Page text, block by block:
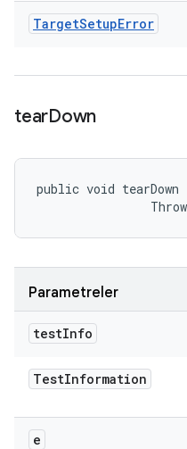
TargetSetupError
tearDown
public void tearDown
Parametreler
testInfo
TestInformation
e